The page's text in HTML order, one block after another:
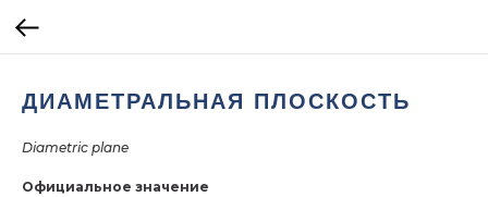
ДИАМЕТРАЛЬНАЯ ПЛОСКОСТЬ
Diametric plane
Официальное значение